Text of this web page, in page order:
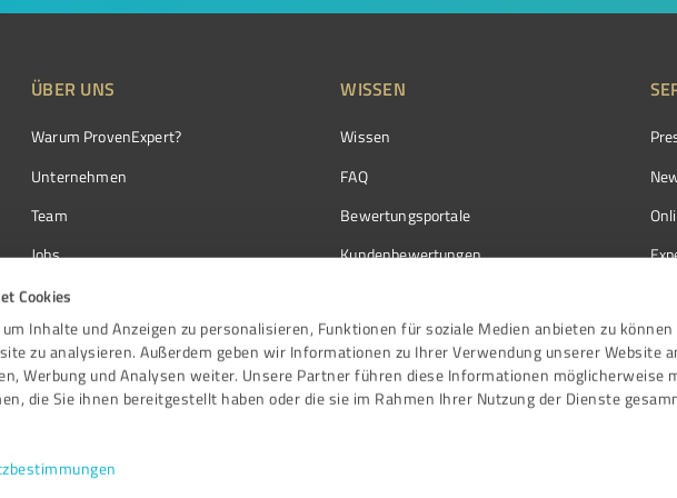
Cookies
Inhalte und Anzeigen zu personalisieren, Funktionen für soziale Medien anbieten zu können
zu analysieren. Außerdem geben wir Informationen zu Ihrer Verwendung unserer Website
Werbung und Analysen weiter. Unsere Partner führen diese Informationen möglicherweise
die Sie ihnen bereitgestellt haben oder die sie im Rahmen Ihrer Nutzung der Dienste
ÜBER UNS
Warum ProvenExpert?
Unternehmen
Team
Jobs
Kundenstimmen
Kontakt
WISSEN
Wissen
FAQ
Bewertungsportale
Kundenbewertungen
Bewertungs­richtlinien
Events